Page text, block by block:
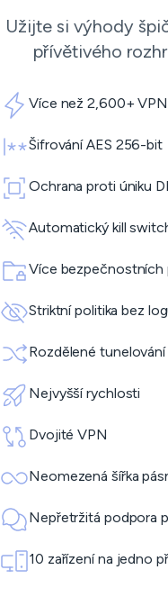
Užijte si výhody
přívětivého
Více než 2,600+
Šifrování AES 256-bit
Ochrana proti úniku
Automatický kill
Více bezpečnostních
Striktní politika bez
Rozdělené tunelování
Nejvyšší rychlosti
Dvojité VPN
Neomezená šířka
Nepřetržitá podpora
10 zařízení na jedno